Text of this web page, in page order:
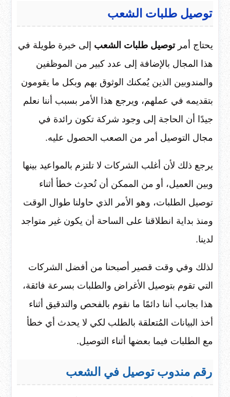
توصيل طلبات الشعب
يحتاج أمرتوصيل طلبات الشعب إلى خبرة طويلة في
هذا المجال بالإضافة إلى عدد كبير من الموظفين
والمندوبين الذين يُمكنك الوثوق بهم وبكل ما يقومون
بتقديمه في عملهم، ويرجع هذا الأمر بسبب أننا نعلم
جيدًا أن الحاجة إلى وجود شركة تكون رائدة في
مجال التوصيل أمر من الصعب الحصول عليه.
يرجع ذلك لأن أغلب الشركات لا تلتزم بالمواعيد بينها
وبين العميل، أو من الممكن أن تُحدِث خطأ أثناء
توصيل الطلبات، وهو الأمر الذي حاولنا طوال الوقت
ومنذ بداية انطلاقنا على الساحة أن يكون غير متواجد
لدينا.
لذلك وفي وقت قصير أصبحنا من أفضل الشركات
التي تقوم بتوصيل الأغراض والطلبات بسرعة فائقة،
هذا بجانب أننا دائمًا ما نقوم بالفحص والتدقيق أثناء
أخذ البيانات المُتعلقة بالطلب لكي لا يحدث أي خطأ
مع الطلبات فيما بعضها أثناء التوصيل.
رقم مندوب توصيل في الشعب